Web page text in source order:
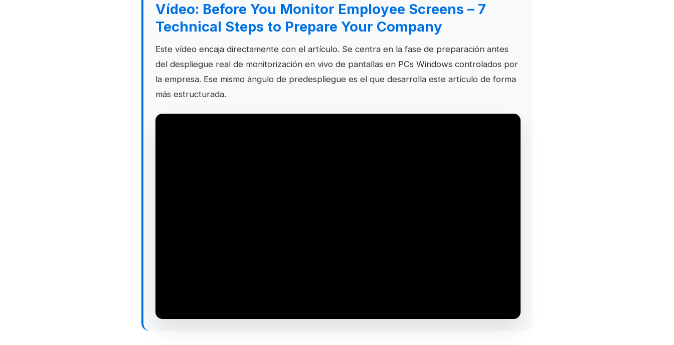
Vídeo: Before You Monitor Employee Screens – 7
Technical Steps to Prepare Your Company
Este vídeo encaja directamente con el artículo. Se centra en la fase de preparación antes
del despliegue real de monitorización en vivo de pantallas en PCs Windows controlados por
la empresa. Ese mismo ángulo de predespliegue es el que desarrolla este artículo de forma
más estructurada.